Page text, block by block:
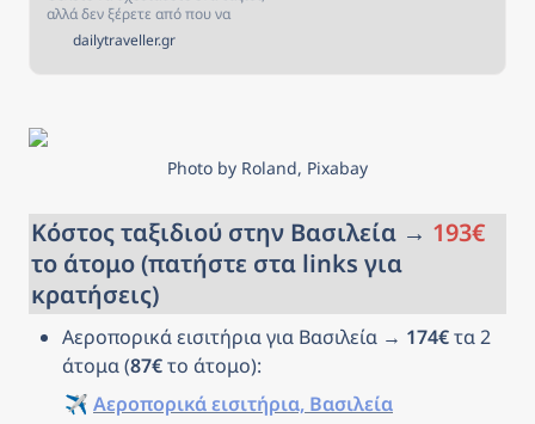
αλλά δεν ξέρετε από που να
ξεκινήσετε; Αν ναι, τότε είστε στο
κατάλληλο μέρος! Στην σελίδα
πάντα ονειρευόσασταν!
dailytraveller.gr
Photo by Roland, Pixabay
Κόστος ταξιδιού στην Βασιλεία → 193€
το άτομο (πατήστε στα links για
κρατήσεις)
Αεροπορικά εισιτήρια για Βασιλεία → 174€ τα 2
άτομα (87€ το άτομο):
✈️ Αεροπορικά εισιτήρια, Βασιλεία